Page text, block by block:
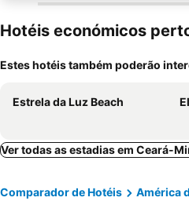
Hotéis económicos
Estes hotéis também poderão
Estrela da Luz Beach
Ver todas as estadias em Ceará-
Comparador de Hotéis América